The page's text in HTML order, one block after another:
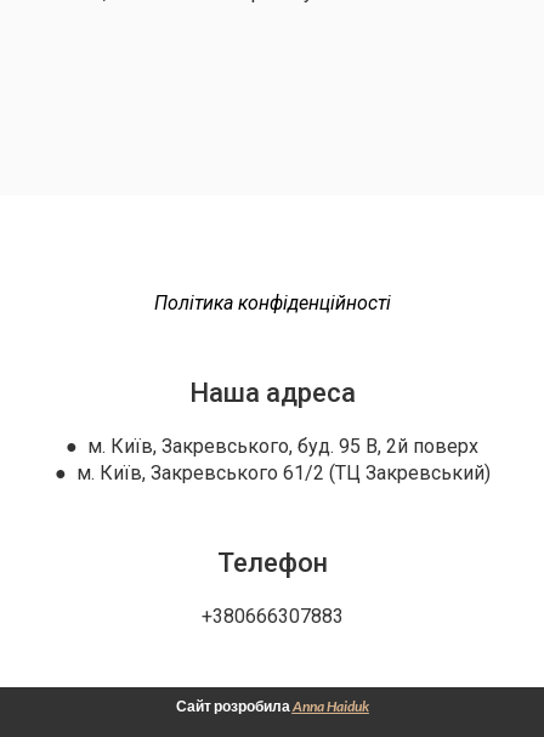
Політика конфіденційності
Наша адреса
● м. Київ, Закревського, буд. 95 В, 2й поверх
● м. Київ, Закревського 61/2 (ТЦ Закревський)
Телефон
+380666307883
Сайт розробилаAnna Haiduk